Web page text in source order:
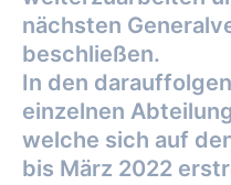
nächsten
beschließen.
In den
einzelnen
welche sich auf
bis März 2022